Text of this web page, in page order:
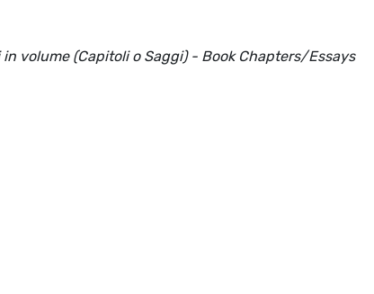
volume (Capitoli o Saggi) - Book Chapters/Essays